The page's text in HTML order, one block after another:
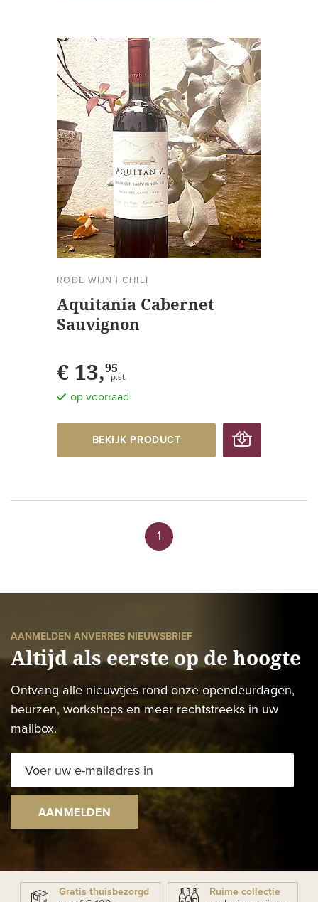
RODE WIJN | CHILI
Aquitania Cabernet
Sauvignon
€ 13,95
p.st.
op voorraad
BEKIJK PRODUCT
1
AANMELDEN ANVERRES NIEUWSBRIEF
Altijd als eerste op de hoogte
Ontvang alle nieuwtjes rond onze opendeurdagen,
beurzen, workshops en meer rechtstreeks in uw
mailbox.
AANMELDEN
Gratis thuisbezorgd
Ruime collectie